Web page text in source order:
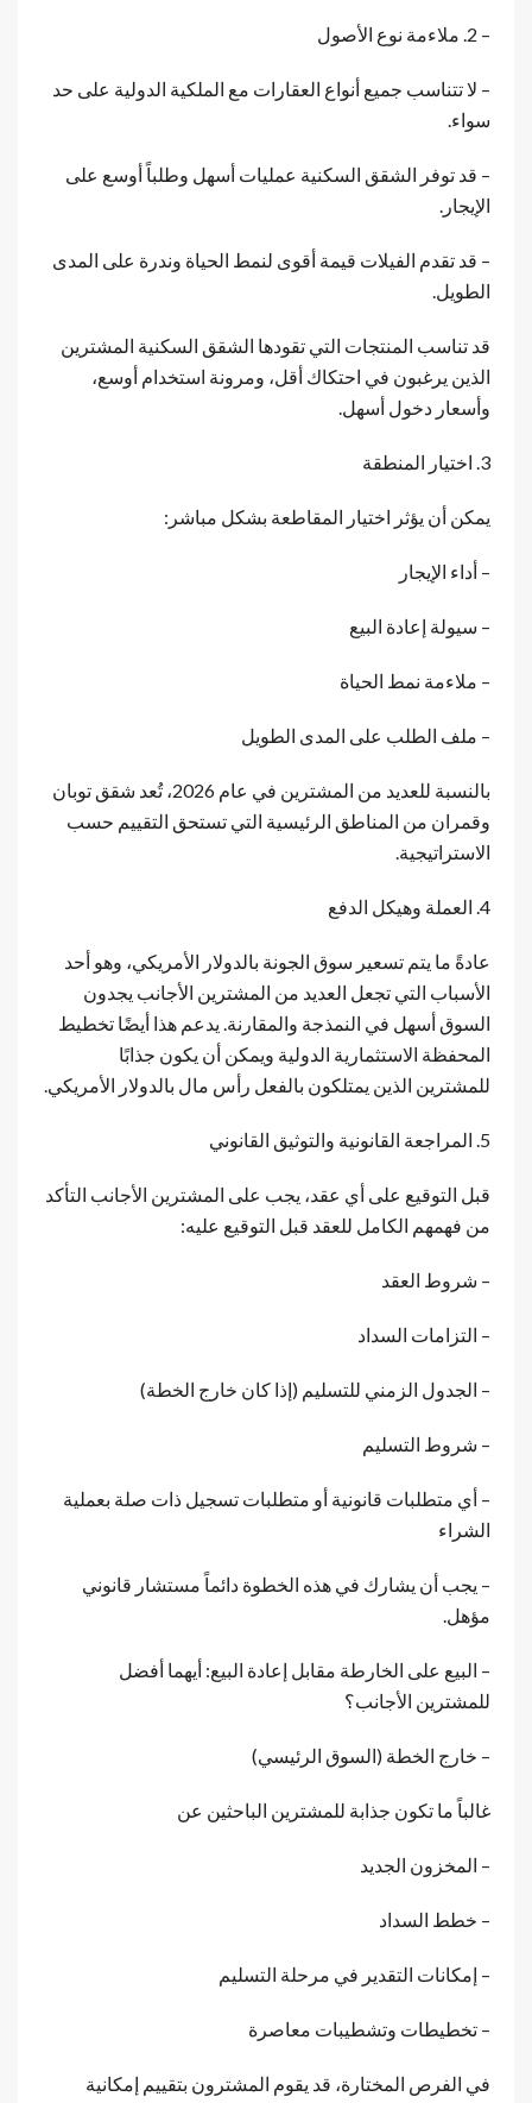
– 2. ملاءمة نوع الأصول
– لا تتناسب جميع أنواع العقارات مع الملكية الدولية على حد
سواء.
– قد توفر الشقق السكنية عمليات أسهل وطلباً أوسع على
الإيجار.
– قد تقدم الفيلات قيمة أقوى لنمط الحياة وندرة على المدى
الطويل.
قد تناسب المنتجات التي تقودها الشقق السكنية المشترين
الذين يرغبون في احتكاك أقل، ومرونة استخدام أوسع،
وأسعار دخول أسهل.
3. اختيار المنطقة
يمكن أن يؤثر اختيار المقاطعة بشكل مباشر:
– أداء الإيجار
– سيولة إعادة البيع
– ملاءمة نمط الحياة
– ملف الطلب على المدى الطويل
بالنسبة للعديد من المشترين في عام 2026، تُعد شقق توبان
وقمران من المناطق الرئيسية التي تستحق التقييم حسب
الاستراتيجية.
4. العملة وهيكل الدفع
عادةً ما يتم تسعير سوق الجونة بالدولار الأمريكي، وهو أحد
الأسباب التي تجعل العديد من المشترين الأجانب يجدون
السوق أسهل في النمذجة والمقارنة. يدعم هذا أيضًا تخطيط
المحفظة الاستثمارية الدولية ويمكن أن يكون جذابًا
للمشترين الذين يمتلكون بالفعل رأس مال بالدولار الأمريكي.
5. المراجعة القانونية والتوثيق القانوني
قبل التوقيع على أي عقد، يجب على المشترين الأجانب التأكد
من فهمهم الكامل للعقد قبل التوقيع عليه:
– شروط العقد
– التزامات السداد
– الجدول الزمني للتسليم (إذا كان خارج الخطة)
– شروط التسليم
– أي متطلبات قانونية أو متطلبات تسجيل ذات صلة بعملية
الشراء
– يجب أن يشارك في هذه الخطوة دائماً مستشار قانوني
مؤهل.
– البيع على الخارطة مقابل إعادة البيع: أيهما أفضل
للمشترين الأجانب؟
– خارج الخطة (السوق الرئيسي)
غالباً ما تكون جذابة للمشترين الباحثين عن
– المخزون الجديد
– خطط السداد
– إمكانات التقدير في مرحلة التسليم
– تخطيطات وتشطيبات معاصرة
في الفرص المختارة، قد يقوم المشترون بتقييم إمكانية